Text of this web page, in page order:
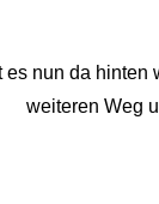
nun da
weiteren Weg